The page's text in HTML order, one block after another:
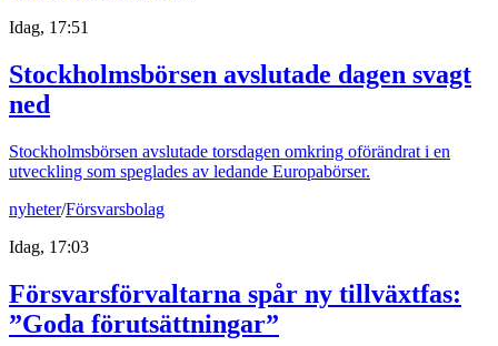
Idag, 17:51
Stockholmsbörsen avslutade dagen svagt
ned
Stockholmsbörsen avslutade torsdagen omkring oförändrat i en
utveckling som speglades av ledande Europabörser.
nyheter/Försvarsbolag
Idag, 17:03
Försvarsförvaltarna spår ny tillväxtfas:
”Goda förutsättningar”